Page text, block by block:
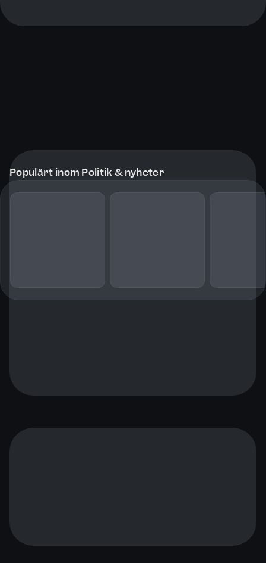
Populärt inom Politik & nyheter